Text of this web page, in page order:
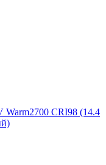
Warm2700 CRI98 (14.4